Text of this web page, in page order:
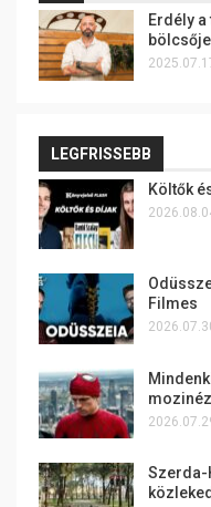
Erdély
bölcsője
LEGFRISSEBB
Költők
Filmes
Szerda-